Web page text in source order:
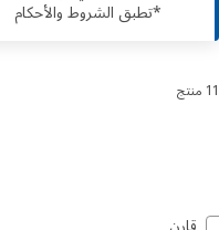
*تطبق الشروط والأحكام
والتصفية
النتائجقارن